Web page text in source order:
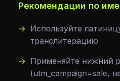
Рекомендации по
Используйте
транслитерацию
Применяйте нижний
(utm_campaign=sale,